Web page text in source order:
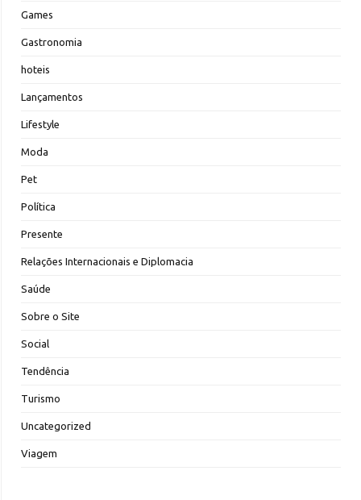
Games
Gastronomia
hoteis
Lançamentos
Lifestyle
Moda
Pet
Política
Presente
Relações Internacionais e Diplomacia
Saúde
Sobre o Site
Social
Tendência
Turismo
Uncategorized
Viagem